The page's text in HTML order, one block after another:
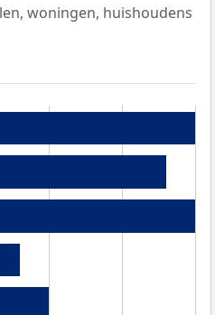
woningen, huishoudens